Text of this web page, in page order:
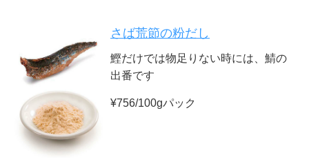
さば荒節の粉だし
鰹だけでは物足りない時には、鯖の
出番です
¥756/100gパック